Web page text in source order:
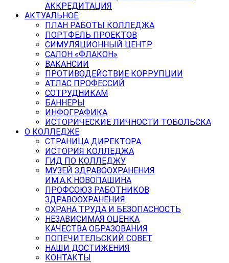
АККРЕДИТАЦИЯ
АКТУАЛЬНОЕ
ПЛАН РАБОТЫ КОЛЛЕДЖА
ПОРТФЕЛЬ ПРОЕКТОВ
СИМУЛЯЦИОННЫЙ ЦЕНТР
САЛОН «ФЛАКОН»
ВАКАНСИИ
ПРОТИВОДЕЙСТВИЕ КОРРУПЦИИ
АТЛАС ПРОФЕССИЙ
СОТРУДНИКАМ
БАННЕРЫ
ИНФОГРАФИКА
ИСТОРИЧЕСКИЕ ЛИЧНОСТИ ТОБОЛЬСКА
О КОЛЛЕДЖЕ
СТРАНИЦА ДИРЕКТОРА
ИСТОРИЯ КОЛЛЕДЖА
ГИД ПО КОЛЛЕДЖУ
МУЗЕЙ ЗДРАВООХРАНЕНИЯ
ИМ.А.К.НОВОПАШИНА
ПРОФСОЮЗ РАБОТНИКОВ
ЗДРАВООХРАНЕНИЯ
ОХРАНА ТРУДА И БЕЗОПАСНОСТЬ
НЕЗАВИСИМАЯ ОЦЕНКА
КАЧЕСТВА ОБРАЗОВАНИЯ
ПОПЕЧИТЕЛЬСКИЙ СОВЕТ
НАШИ ДОСТИЖЕНИЯ
КОНТАКТЫ